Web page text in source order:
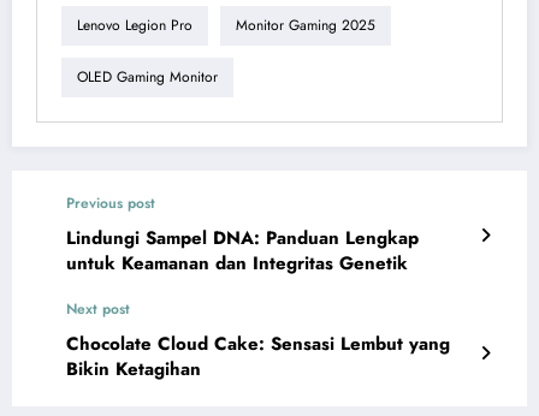
Lenovo Legion Pro Monitor Gaming 2025
OLED Gaming Monitor
Previous post
Lindungi Sampel DNA: Panduan Lengkap
untuk Keamanan dan Integritas Genetik
Next post
Chocolate Cloud Cake: Sensasi Lembut yang
Bikin Ketagihan